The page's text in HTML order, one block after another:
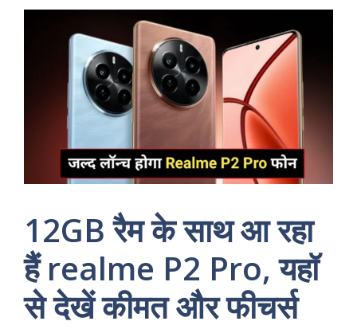
12GB रैम के साथ आ रहा
हैं realme P2 Pro, यहॉ
से देखें कीमत और फीचर्स